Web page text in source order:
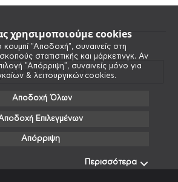
χρησιμοποιούμε cookies
κουμπί "Αποδοχή", συναινείς στη
στατιστικής και μάρκετινγκ. Αν
"Απόρριψη", συναινείς μόνο για
& λειτουργικών cookies.
Αποδοχή Όλων
Επιλεγμένων
Απόρριψη
Περισσότερα
LOAD MORE POSTS